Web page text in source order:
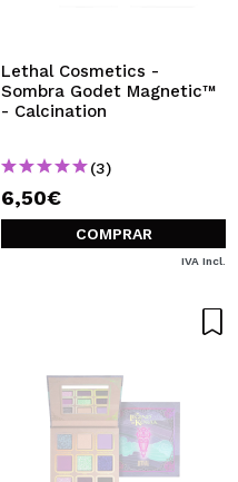
Lethal Cosmetics -
Sombra Godet Magnetic™
- Calcination
(3)
6,50€
COMPRAR
IVA Incl.